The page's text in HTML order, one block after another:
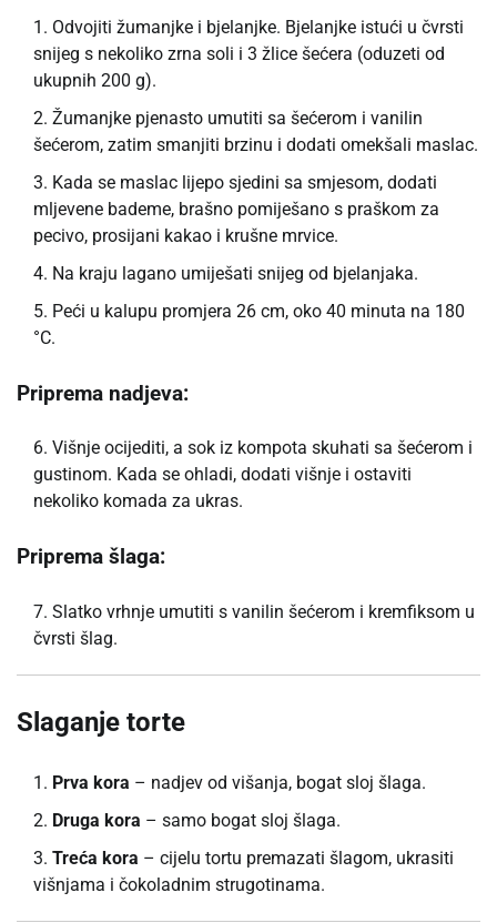
Odvojiti žumanjke i bjelanjke. Bjelanjke istući u čvrsti
snijeg s nekoliko zrna soli i 3 žlice šećera (oduzeti od
ukupnih 200 g).
Žumanjke pjenasto umutiti sa šećerom i vanilin
šećerom, zatim smanjiti brzinu i dodati omekšali maslac.
Kada se maslac lijepo sjedini sa smjesom, dodati
mljevene bademe, brašno pomiješano s praškom za
pecivo, prosijani kakao i krušne mrvice.
Na kraju lagano umiješati snijeg od bjelanjaka.
Peći u kalupu promjera 26 cm, oko 40 minuta na 180
°C.
Priprema nadjeva:
Višnje ocijediti, a sok iz kompota skuhati sa šećerom i
gustinom. Kada se ohladi, dodati višnje i ostaviti
nekoliko komada za ukras.
Priprema šlaga:
Slatko vrhnje umutiti s vanilin šećerom i kremfiksom u
čvrsti šlag.
Slaganje torte
Prva kora – nadjev od višanja, bogat sloj šlaga.
Druga kora – samo bogat sloj šlaga.
Treća kora – cijelu tortu premazati šlagom, ukrasiti
višnjama i čokoladnim strugotinama.